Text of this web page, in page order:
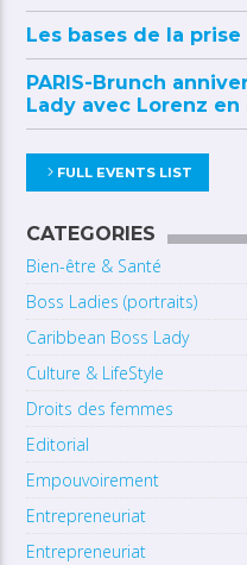
Les bases de la
PARIS-Brunch
Lady avec Lorenz en
FULL EVENTS LIST
CATEGORIES
Bien-être & Santé
Boss Ladies (portraits)
Caribbean Boss Lady
Culture & LifeStyle
Droits des femmes
Editorial
Empouvoirement
Entrepreneuriat
Entrepreneuriat